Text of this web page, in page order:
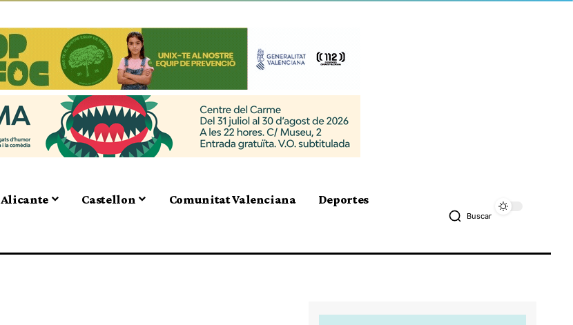
Alicante Castellon Comunitat Valenciana Deportes
Buscar